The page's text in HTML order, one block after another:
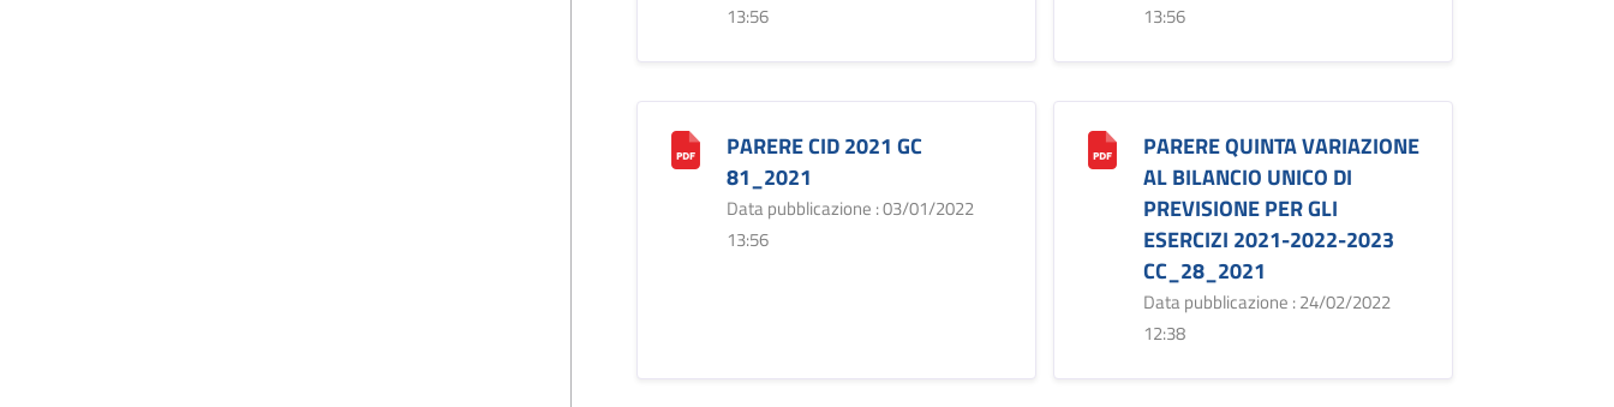
13:56
13:56
PARERE CID 2021 GC
81_2021
Data pubblicazione : 03/01/2022
13:56
PARERE QUINTA VARIAZIONE
AL BILANCIO UNICO DI
PREVISIONE PER GLI
ESERCIZI 2021-2022-2023
CC_28_2021
Data pubblicazione : 24/02/2022
12:38